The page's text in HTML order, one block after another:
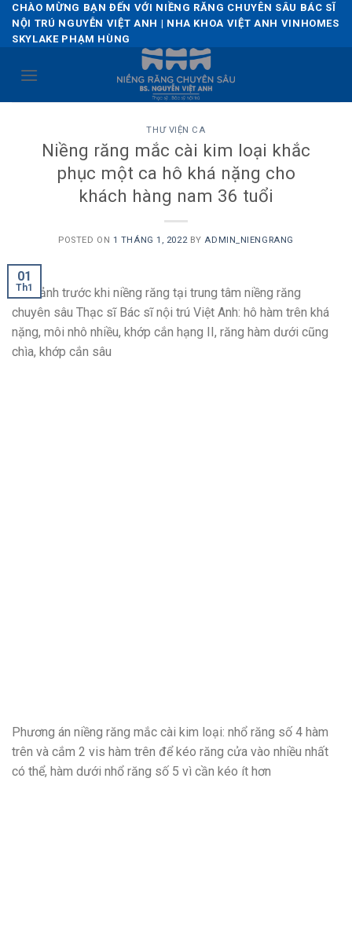
Skip
content
CHÀO MỪNG BẠN ĐẾN VỚI NIỀNG RĂNG CHUYÊN SÂU BÁC SĨ
NỘI TRÚ NGUYỄN VIỆT ANH | NHA KHOA VIỆT ANH VINHOMES
SKYLAKE PHẠM HÙNG
THƯ VIỆN CA
Niềng răng mắc cài kim loại khắc
phục một ca hô khá nặng cho
khách hàng nam 36 tuổi
POSTED ON 1 THÁNG 1, 2022 BY ADMIN_NIENGRANG
01
Th1
Hình ảnh trước khi niềng răng tại trung tâm niềng răng
chuyên sâu Thạc sĩ Bác sĩ nội trú Việt Anh: hô hàm trên khá
nặng, môi nhô nhiều, khớp cắn hạng II, răng hàm dưới cũng
chìa, khớp cắn sâu
Phương án niềng răng mắc cài kim loại: nhổ răng số 4 hàm
trên và cắm 2 vis hàm trên để kéo răng cửa vào nhiều nhất
có thể, hàm dưới nhổ răng số 5 vì cần kéo ít hơn